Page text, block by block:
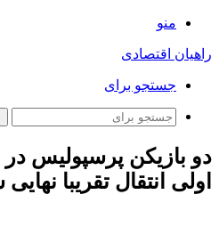
منو
راهیان اقتصادی
جستجو برای
دو بازیکن پرسپولیس
اولی انتقال تقریبا